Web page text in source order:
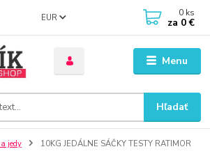
Menu
EUR
Hľadať
0 ks
za 0 €
jedy
10KG JEDÁLNE SÁČKY TESTY RATIMOR